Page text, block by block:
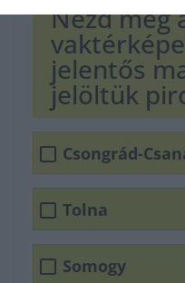
Nézd meg
jelentős
jelöltük
Csongrád-
Tolna
Somogy